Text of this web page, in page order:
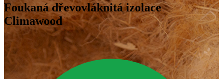
Foukaná dřevovláknitá izolace
Climawood